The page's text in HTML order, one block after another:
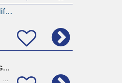
Pflegehelfer/in (m/w/d), auch ohne formale Qualifikation
WPZ - Wohn- & Pflegezentrum Unstrut-Hainich gGmbH